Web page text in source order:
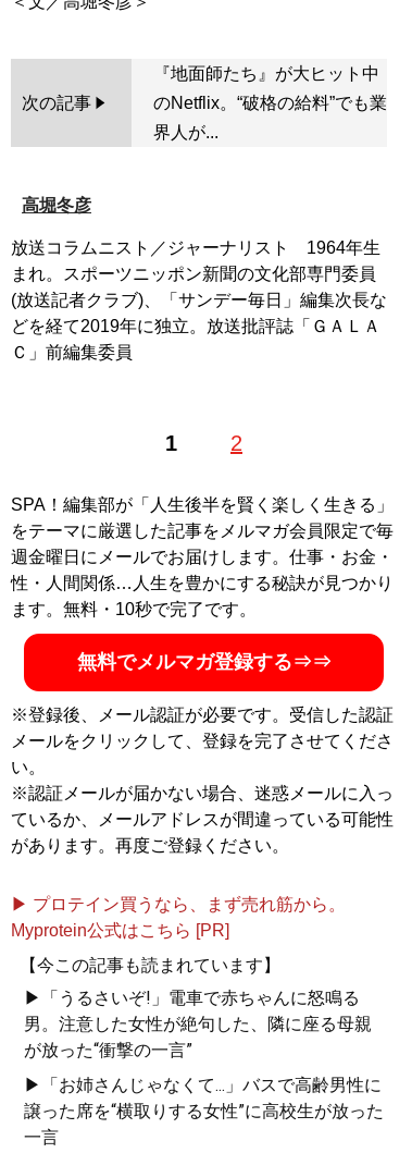
次の記事
『地面師たち』が大ヒット中
のNetflix。“破格の給料”でも業
界人が...
高堀冬彦
放送コラムニスト／ジャーナリスト 1964年生
まれ。スポーツニッポン新聞の文化部専門委員
(放送記者クラブ)、「サンデー毎日」編集次長な
どを経て2019年に独立。放送批評誌「ＧＡＬＡ
Ｃ」前編集委員
1 2
SPA！編集部が「人生後半を賢く楽しく生きる」
をテーマに厳選した記事をメルマガ会員限定で毎
週金曜日にメールでお届けします。仕事・お金・
性・人間関係…人生を豊かにする秘訣が見つかり
ます。無料・10秒で完了です。
無料でメルマガ登録する⇒⇒
※登録後、メール認証が必要です。受信した認証
メールをクリックして、登録を完了させてくださ
い。
※認証メールが届かない場合、迷惑メールに入っ
ているか、メールアドレスが間違っている可能性
があります。再度ご登録ください。
▶ プロテイン買うなら、まず売れ筋から。
Myprotein公式はこちら [PR]
【今この記事も読まれています】
▶「うるさいぞ!」電車で赤ちゃんに怒鳴る
男。注意した女性が絶句した、隣に座る母親
が放った“衝撃の一言”
▶「お姉さんじゃなくて...」バスで高齢男性に
譲った席を“横取りする女性”に高校生が放った
一言